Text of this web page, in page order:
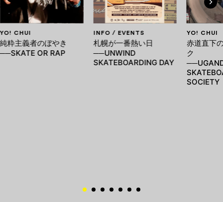
YO! CHUI
純粋主義者のぼやき
──SKATE OR RAP
INFO / EVENTS
札幌が一番熱い日
──UNWIND
SKATEBOARDING DAY
YO! CHUI
赤道直下
ク
SOCIETY